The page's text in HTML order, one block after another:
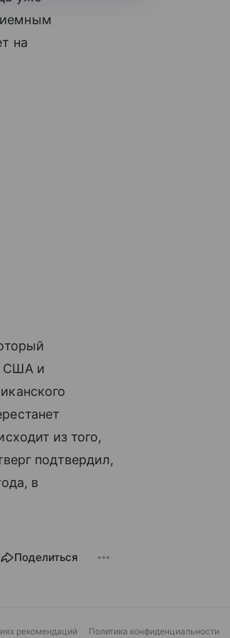
на
США и
из того,
подтвердил,
в
Поделиться
рекомендаций Политика конфиденциальности